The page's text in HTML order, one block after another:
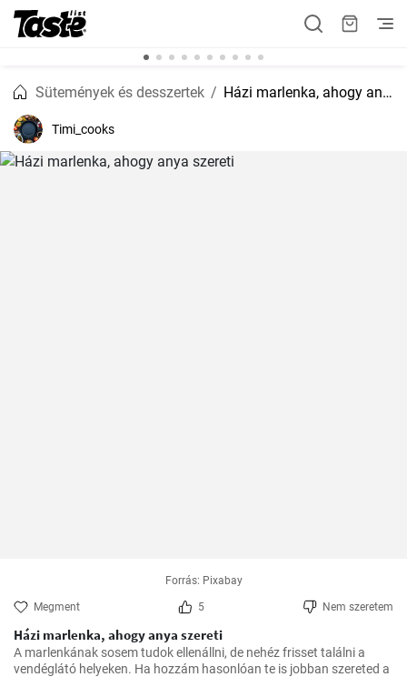
Sütemények és desszertek Házi marlenka, ahogy anya szereti
Timi_cooks
Forrás: Pixabay
Megment 5 Nem szeretem
Házi marlenka, ahogy anya szereti
A marlenkának sosem tudok ellenállni, de nehéz frisset találni a
vendéglátó helyeken. Ha hozzám hasonlóan te is jobban szereted a